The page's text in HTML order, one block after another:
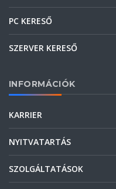
PC KERESŐ
SZERVER KERESŐ
INFORMÁCIÓK
KARRIER
NYITVATARTÁS
SZOLGÁLTATÁSOK